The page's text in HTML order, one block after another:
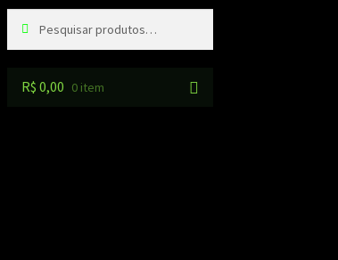
por:
R$ 0,00 0 item